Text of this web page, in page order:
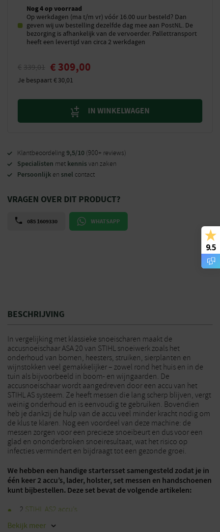
Nog 4 op voorraad
Op werkdagen (ma t/m vr) vóór 16.00 uur besteld? Dan
geven wij uw bestelling dezelfde dag mee aan PostNL. De
bezorging is afhankelijk van de vervoerder. Pallettransport
heeft een levertijd van circa 2 werkdagen
€ 339,01 € 309,00
Je bespaart€30,01
IN WINKELWAGEN
Klantbeoordeling9,5/10 (900+ reviews)
Specialisten met kennisvan zaken
Persoonlijk en snel contact
VRAGEN OVER DIT PRODUCT?
085 1609330 WHATSAPP
BESCHRIJVING
In vergelijking met klassieke snoeischaren maakt de
accusnoeischaar ASA 20 van STIHL snoeiwerk zoals het
onderhoud van bomen, heesters, struiken, sierplanten en
wijnstokken veel gemakkelijker – zowel rond het huis en in de
tuin als bijvoorbeeld in boom- en wijngaarden. De
accusnoeischaar wordt aangedreven door een accu van het
STIHL AS systeem. Ze heeft messen die lang scherp blijven, vergt
weinig onderhoud en is eenvoudig te gebruiken. Bovendien
heb je dankzij de hulp van de accu veel minder kracht nodig om
de klus te klaren. Nog een voordeel van deze machine: de
messen zorgen voor een precieze snoeibeurt en dus voor een
glad en ononderbroken snoeiresultaat, wat het risico op
infecties vermindert en bijdraagt tot een gezonde groei.
We hebben een handige startersset samengesteld zodat je in
één keer 2 accu’s, lader, holster, set messen en handschoenen
kunt bijbestellen. Deze set bevat de volgende artikelen:
2 STIHL AS2 accu’s
STIHL AL1 lader
Bekijk meer
9.5